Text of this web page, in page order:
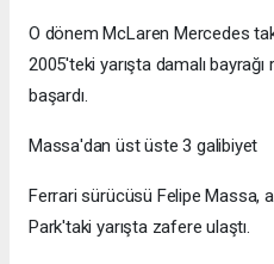
O dönem McLaren Mercedes
2005'teki yarışta damalı
başardı.
Massa'dan üst üste 3 galibiyet
Ferrari sürücüsü Felipe Massa,
Park'taki yarışta zafere ulaştı.